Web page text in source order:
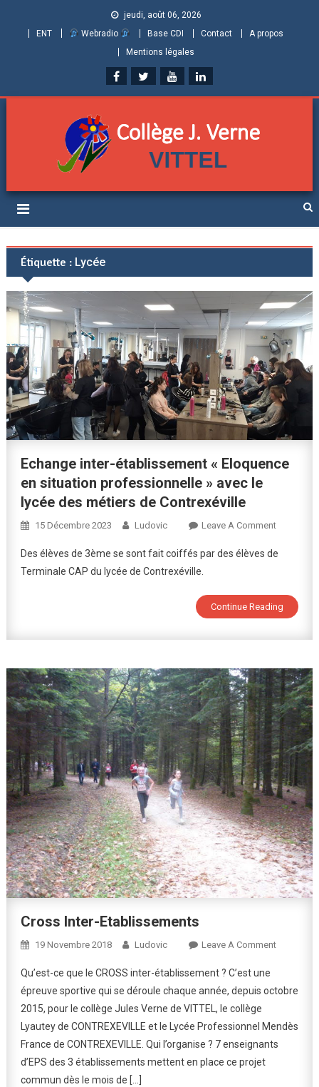
jeudi, août 06, 2026
ENT
Webradio Base CDI Contact
A propos
Mentions légales
Collège Jules Verne de
Vittel (Vosges)
Étiquette : Lycée
Echange inter-établissement « Eloquence
en situation professionnelle » avec le
lycée des métiers de Contrexéville
15 Décembre 2023 Ludovic Leave A CommentOn
Inter-
En
Le
Lycée
Des
Métiers
De
Des élèves de 3ème se sont fait coiffés par des élèves de
Terminale CAP du lycée de Contrexéville.
Continue Reading
Cross Inter-Etablissements
19 Novembre 2018 Ludovic Leave A CommentOn
Qu’est-ce que le CROSS inter-établissement ? C’est une
épreuve sportive qui se déroule chaque année, depuis octobre
2015, pour le collège Jules Verne de VITTEL, le collège
Lyautey de CONTREXEVILLE et le Lycée Professionnel Mendès
France de CONTREXEVILLE. Qui l’organise ? 7 enseignants
d’EPS des 3 établissements mettent en place ce projet
commun dès le mois de […]